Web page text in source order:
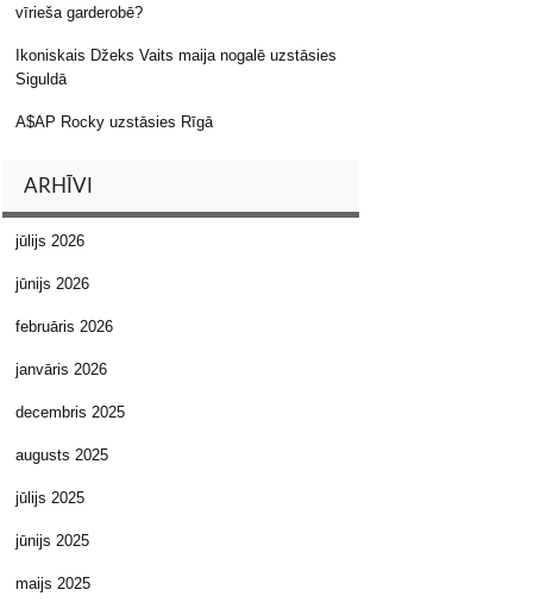
vīrieša garderobē?
Ikoniskais Džeks Vaits maija nogalē uzstāsies
Siguldā
A$AP Rocky uzstāsies Rīgā
ARHĪVI
jūlijs 2026
jūnijs 2026
februāris 2026
janvāris 2026
decembris 2025
augusts 2025
jūlijs 2025
jūnijs 2025
maijs 2025